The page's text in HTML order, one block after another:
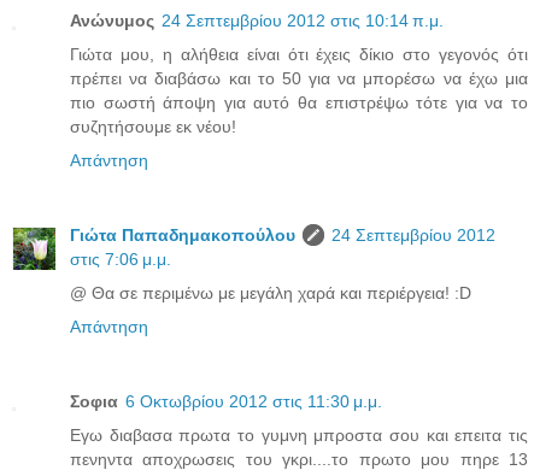
Ανώνυμος 24 Σεπτεμβρίου 2012 στις 10:14 π.μ.
Γιώτα μου, η αλήθεια είναι ότι έχεις δίκιο στο γεγονός ότι
πρέπει να διαβάσω και το 50 για να μπορέσω να έχω μια
πιο σωστή άποψη για αυτό θα επιστρέψω τότε για να το
συζητήσουμε εκ νέου!
Απάντηση
Γιώτα Παπαδημακοπούλου
24 Σεπτεμβρίου 2012
στις 7:06 μ.μ.
@ Θα σε περιμένω με μεγάλη χαρά και περιέργεια! :D
Απάντηση
Σοφια 6 Οκτωβρίου 2012 στις 11:30 μ.μ.
Εγω διαβασα πρωτα το γυμνη μπροστα σου και επειτα τις
πενηντα αποχρωσεις του γκρι....το πρωτο μου πηρε 13